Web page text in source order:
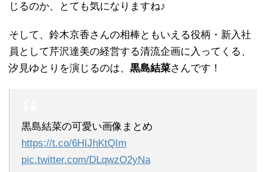
じるのか、とても気になりますね♪
そして、鈴木京香さんの相棒ともいえる役柄・新入社
員として芹沢達美の経営する清流企画に入ってくる、
汐見ゆとりを演じるのは、 黒島結菜さんです！
黒島結菜の可愛い画像まとめ
https://t.co/6HIJhKtQIm
pic.twitter.com/DLqwzO2yNa